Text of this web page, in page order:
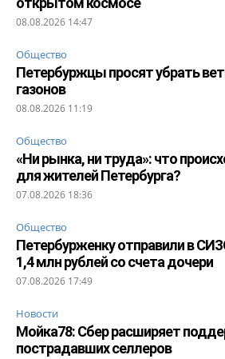
08.08.2026 14:47
Общество
Петербуржцы просят убрать
газонов
08.08.2026 11:19
Общество
«Ни рынка, ни труда»: что
для жителей Петербурга?
07.08.2026 18:36
Общество
Петербурженку отправили в
1,4 млн рублей со счета дочери
07.08.2026 17:49
Новости
Мойка78: Сбер расширяет
пострадавших селлеров